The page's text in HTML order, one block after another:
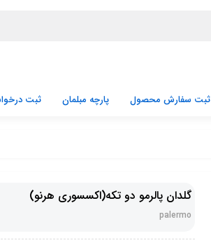
ثبت سفارش محصول پارچه مبلمان ثبت
گلدان پالرمو دو تکه(اکسسوری هرنو)
palermo